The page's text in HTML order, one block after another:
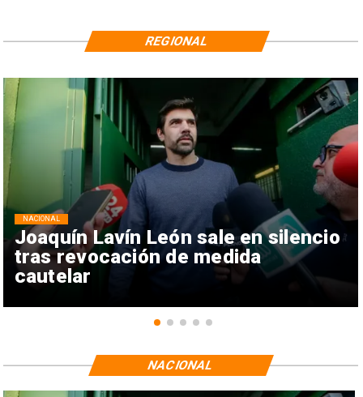
Joaquín Lavín León sale en silencio
tras revocación de medida
cautelar
NACIONAL
REGIONAL
NACIONAL